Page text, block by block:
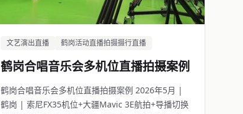
文艺演出直播 鹤岗活动直播拍摄摄行直播
鹤岗合唱音乐会多机位直播拍摄案例
鹤岗合唱音乐会多机位直播拍摄案例 2026年5月 |
鹤岗 | 索尼FX35机位+大疆Mavic 3E航拍+导播切换